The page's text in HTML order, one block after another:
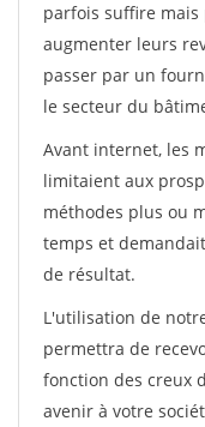
parfois suffire
augmenter leurs
passer par un
le secteur du
Avant internet, les
limitaient aux
méthodes plus ou
temps et
de résultat.
L'utilisation de
permettra de
fonction des creux
avenir à votre